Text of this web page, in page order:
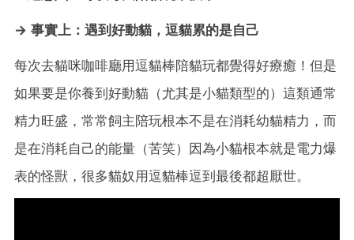
→ 事實上： 遇到好動貓，逗貓累的是自己
每次去貓咪咖啡廳用逗貓棒陪貓玩都覺得好療癒！但是
如果要是你養到好動貓（尤其是小貓類型的）這類通常
精力旺盛，常常飼主陪玩根本不是在消耗幼貓精力，而
是在消耗自己的能量（苦笑）因為小貓根本就是電力爆
表的怪獸，很多貓奴用逗貓棒逗到最後都超厭世。